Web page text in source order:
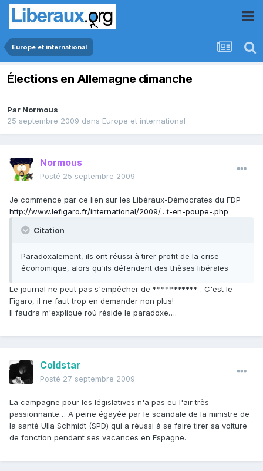
Europe et international
Élections en Allemagne dimanche
Par Normous
25 septembre 2009 dans Europe et international
Normous
Posté 25 septembre 2009
Je commence par ce lien sur les Libéraux-Démocrates du FDP
http://www.lefigaro.fr/international/2009/…t-en-poupe-.php
Citation
Paradoxalement, ils ont réussi à tirer profit de la crise
économique, alors qu'ils défendent des thèses libérales
Le journal ne peut pas s'empêcher de *********** . C'est le
Figaro, il ne faut trop en demander non plus!
Il faudra m'explique roù réside le paradoxe….
Coldstar
Posté 27 septembre 2009
La campagne pour les législatives n'a pas eu l'air très
passionnante… A peine égayée par le scandale de la ministre de
la santé Ulla Schmidt (SPD) qui a réussi à se faire tirer sa voiture
de fonction pendant ses vacances en Espagne.